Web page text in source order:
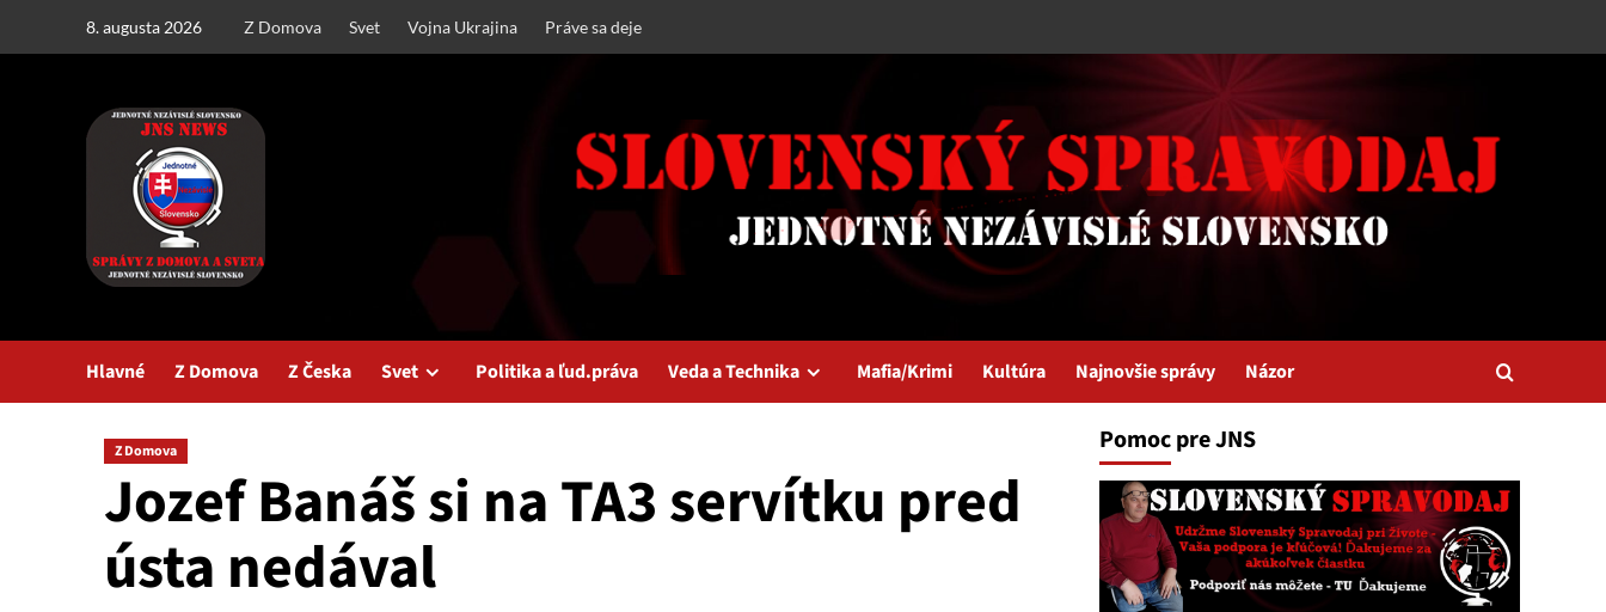
8. augusta 2026 Z Domova Svet Vojna Ukrajina Práve sa deje
Hlavné Z Domova Z Česka Svet Politika a ľud.práva Veda a Technika Mafia/Krimi Kultúra Najnovšie správy Názor
Z Domova
Jozef Banáš si na TA3 servítku pred
ústa nedával
Pomoc pre JNS